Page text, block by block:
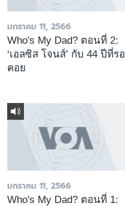
มกราคม 11, 2566
Who's My Dad? ตอนที่ 2:
‘เอลซิส โจนส์’ กับ 44 ปีที่รอ
คอย
มกราคม 11, 2566
Who's My Dad? ตอนที่ 1: